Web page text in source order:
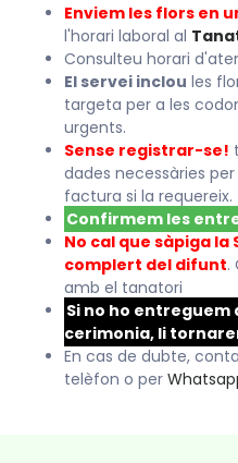
Enviem les flors en
l'horari laboral al
Consulteu horari
El servei inclou les
targeta per a les
urgents.
Sense registrar-se!
dades necessàries
factura si la requereix.
Confirmem les
No cal que sàpiga la
complert del difunt.
amb el tanatori
Si no ho entreguem
cerimonia, li
En cas de dubte,
telèfon o per